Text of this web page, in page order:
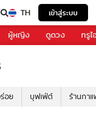
TH เข้าสู่ระบบ
ผู้หญิง ดูดวง ทรู
อย บุฟเฟ่ต์ ร้านกา